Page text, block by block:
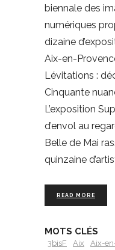
biennale des
numériques
dizaine
Aix-en-
Lévitations :
Cinquante
L’exposition
d’envol au
Belle de Mai
quinzaine
READ MORE
MOTS CLÉS
3bisF Aix Aix-